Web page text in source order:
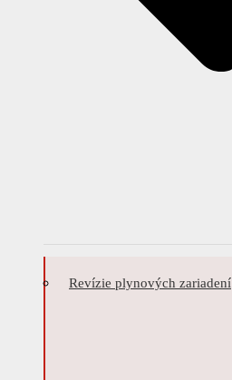
Revízie plynových zariadení